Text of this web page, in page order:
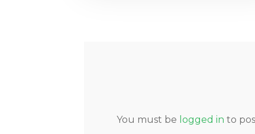
You must be logged in to